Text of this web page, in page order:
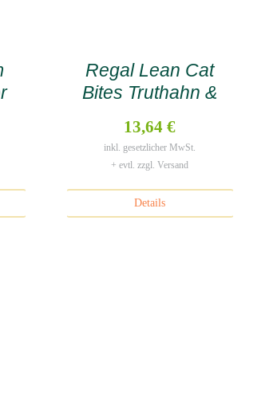
Regal Lean Cat
Bites Truthahn &
13,64 €
inkl. gesetzlicher MwSt.
+ evtl. zzgl. Versand
Details